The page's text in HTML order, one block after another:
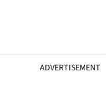
ADVERTISEMENT